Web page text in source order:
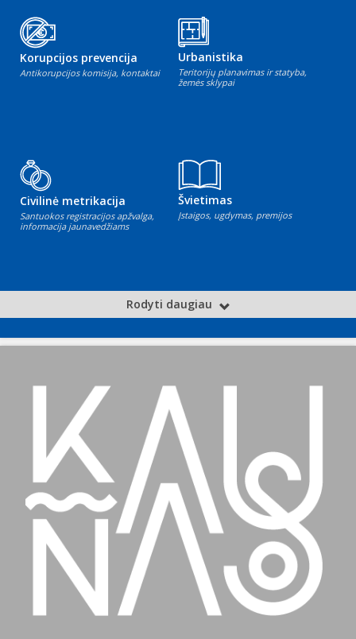
Korupcijos prevencija
Antikorupcijos komisija, kontaktai
Urbanistika
Teritorijų planavimas ir statyba,
žemės sklypai
Civilinė metrikacija
Santuokos registracijos apžvalga,
informacija jaunavedžiams
Švietimas
Įstaigos, ugdymas, premijos
Rodyti daugiau